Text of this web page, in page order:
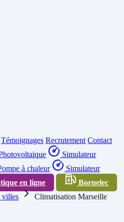
Témoignages Recrutement Contact
Simulateur
à chaleur
Simulateur
en ligne
Bornelec
villes
Climatisation Marseille